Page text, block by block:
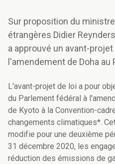
Sur proposition du
étrangères Didier
a approuvé un avant-
l'amendement de Doha au
L'avant-projet de loi a pour
du Parlement fédéral à
de Kyoto à la Convention-
changements climatiques*.
modifie pour une deuxième
31 décembre 2020, les
réduction des émissions de